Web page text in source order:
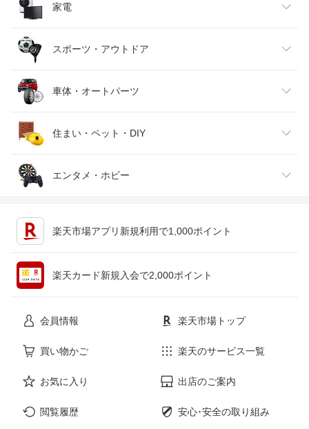
インナー・下着・ナイトウェア
バッグ・小物・ブランド雑貨
靴
腕時計
ジュエリー・アクセサリー
ビール・洋酒
ワイン
日本酒・焼酎
医薬品・コンタクト・介護
キッズ・ベビー・マタニティ
おもちゃ
家電
家電
TV・オーディオ・カメラ
スマートフォン・タブレット
パソコン・周辺機器
スポーツ・アウトドア
スポーツ・アウトドア
ゴルフ
車体・オートパーツ
車用品・バイク用品
車・バイク
住まい・ペット・DIY
インテリア・寝具・収納
エンタメ・ホビー
本・雑誌・コミック
楽天市場アプリ新規利用で1,000ポイント
楽天カード新規入会で2,000ポイント
会員情報 楽天市場トップ
買い物かご 楽天のサービス一覧
お気に入り 出店のご案内
閲覧履歴 安心･安全の取り組み